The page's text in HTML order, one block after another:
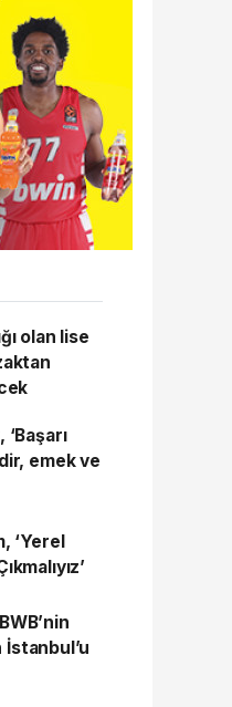
olan lise
emek ve
‘Yerel
İstanbul’u